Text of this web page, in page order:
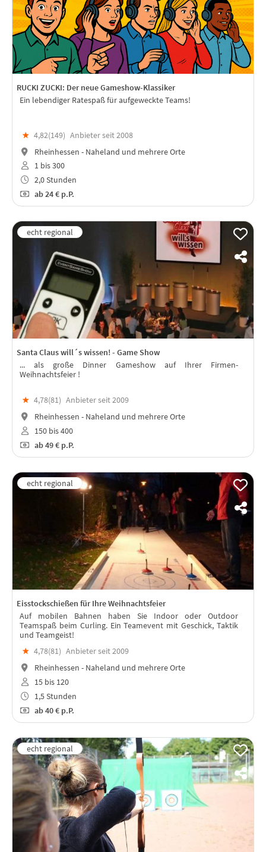
RUCKI ZUCKI: Der neue Gameshow-Klassiker
Ein lebendiger Ratespaß für aufgeweckte Teams!
★ 4,82(149) Anbieter seit 2008
Rheinhessen - Naheland und mehrere Orte
1 bis 300
2,0 Stunden
ab24 € p.P.
Santa Claus will´s wissen! - Game Show
... als große Dinner Gameshow auf Ihrer Firmen-
Weihnachtsfeier !
★ 4,78(81) Anbieter seit 2009
Rheinhessen - Naheland und mehrere Orte
150 bis 400
ab49 € p.P.
Eisstockschießen für Ihre Weihnachtsfeier
Auf mobilen Bahnen haben Sie Indoor oder Outdoor
Teamspaß beim Curling. Ein Teamevent mit Geschick, Taktik
und Teamgeist!
★ 4,78(81) Anbieter seit 2009
Rheinhessen - Naheland und mehrere Orte
15 bis 120
1,5 Stunden
ab40 € p.P.